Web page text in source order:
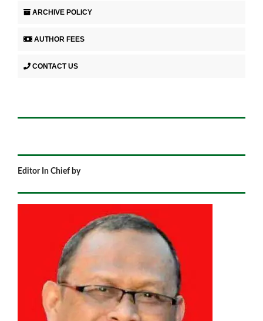
ARCHIVE POLICY
AUTHOR FEES
CONTACT US
Editor In Chief by